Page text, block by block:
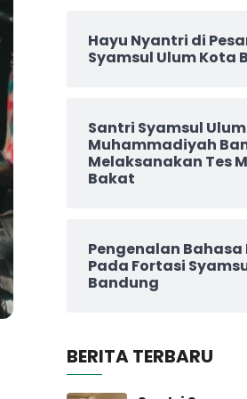
Hayu Nyantri di
Syamsul Ulum Kota
Santri Syamsul Ulum
Muhammadiyah
Melaksanakan Tes
Bakat
Pengenalan
Pada Fortasi
Bandung
BERITA TERBARU